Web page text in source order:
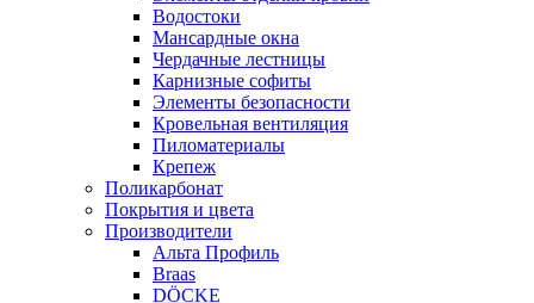
Водостоки
Мансардные окна
Чердачные лестницы
Карнизные софиты
Элементы безопасности
Кровельная вентиляция
Пиломатериалы
Крепеж
Поликарбонат
Покрытия и цвета
Производители
Альта Профиль
Braas
DÖCKE